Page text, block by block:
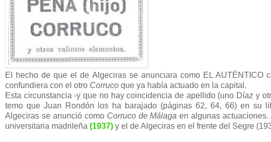
El hecho de que el de Algeciras se anunciara como EL
confundiera con el otro Corruco que ya había actuado en la capital.
Esta circunstancia -y que no hay coincidencia de apellido (uno Díaz y
temo que Juan Rondón los ha barajado (páginas 62, 64, 66) en su
Algeciras se anunció como Corruco de Málaga en algunas
universitaria madrileña (1937) y el de Algeciras en el frente del Segre